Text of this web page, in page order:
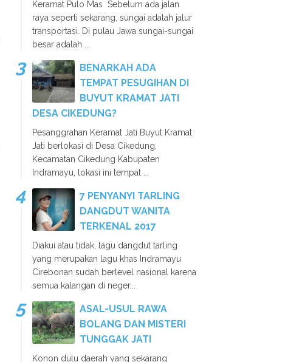
Keramat Pulo Mas Sebelum ada jalan
raya seperti sekarang, sungai adalah jalur
transportasi. Di pulau Jawa sungai-sungai
besar adalah ...
BENARKAH ADA
TEMPAT PESUGIHAN DI
BUYUT KRAMAT JATI
DESA CIKEDUNG?
Pesanggrahan Keramat Jati Buyut Kramat
Jati berlokasi di Desa Cikedung,
Kecamatan Cikedung Kabupaten
Indramayu, lokasi ini tempat ...
7 PENYANYI TARLING
DANGDUT WANITA
TERKENAL 2017
Diakui atau tidak, lagu dangdut tarling
yang merupakan lagu khas Indramayu
Cirebonan sudah berlevel nasional karena
semua kalangan di neger...
ASAL-USUL RAWA
BOLANG DAN MISTERI
TUNGGAK JATI
Konon dulu daerah yang sekarang